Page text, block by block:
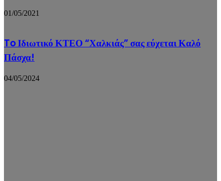
01/05/2021
To Ιδιωτικό ΚΤΕΟ “Χαλκιάς” σας εύχεται Καλό
Πάσχα!
04/05/2024